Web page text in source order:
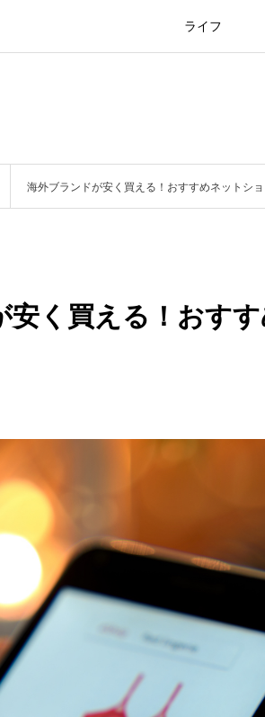
ライフ
海外ブランドが安く買える！おすすめネットシ
安く買える！おす